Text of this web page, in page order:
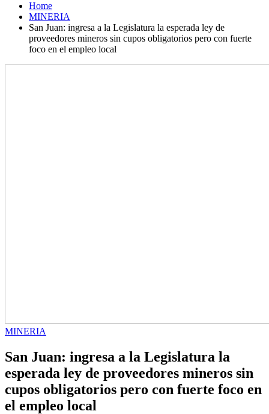
Home
MINERIA
San Juan: ingresa a la Legislatura la esperada ley de
proveedores mineros sin cupos obligatorios pero con fuerte
foco en el empleo local
MINERIA
San Juan: ingresa a la Legislatura la
esperada ley de proveedores mineros sin
cupos obligatorios pero con fuerte foco en
el empleo local